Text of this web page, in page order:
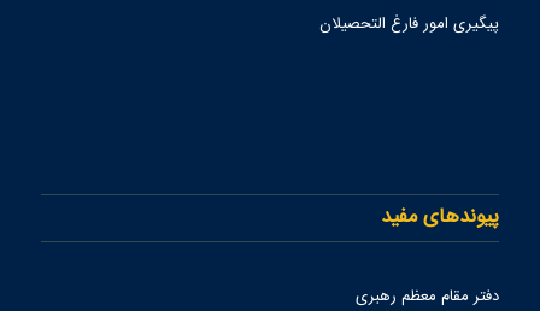
پیگیری امور فارغ التحصیلان
پیوندهای مفید
دفتر مقام معظم رهبری